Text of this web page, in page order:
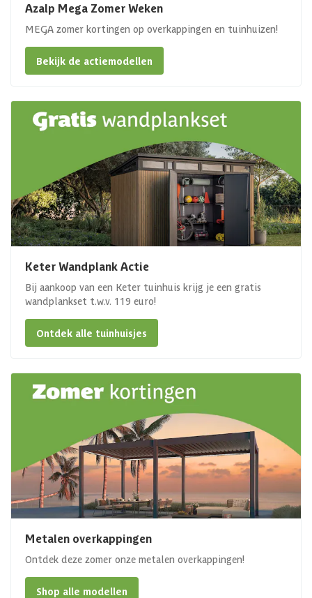
Azalp Mega Zomer Weken
MEGA zomer kortingen op overkappingen en tuinhuizen!
Bekijk de actiemodellen
Keter Wandplank Actie
Bij aankoop van een Keter tuinhuis krijg je een gratis
wandplankset t.w.v. 119 euro!
Ontdek alle tuinhuisjes
Metalen overkappingen
Ontdek deze zomer onze metalen overkappingen!
Shop alle modellen